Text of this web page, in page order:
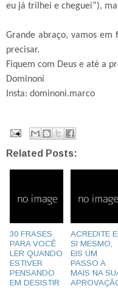
eu já trilhei e cheguei”),
Grande abraço, vamos
precisar.
Fiquem com Deus e até a
Dominoni
Insta: dominoni.marco
Related Posts:
30 FRASES
PARA VOCÊ
LER QUANDO
ESTIVER
PENSANDO
EM DESISTIR
ACREDITE
SI MESMO,
EIS UM
PASSO A
MAIS NA